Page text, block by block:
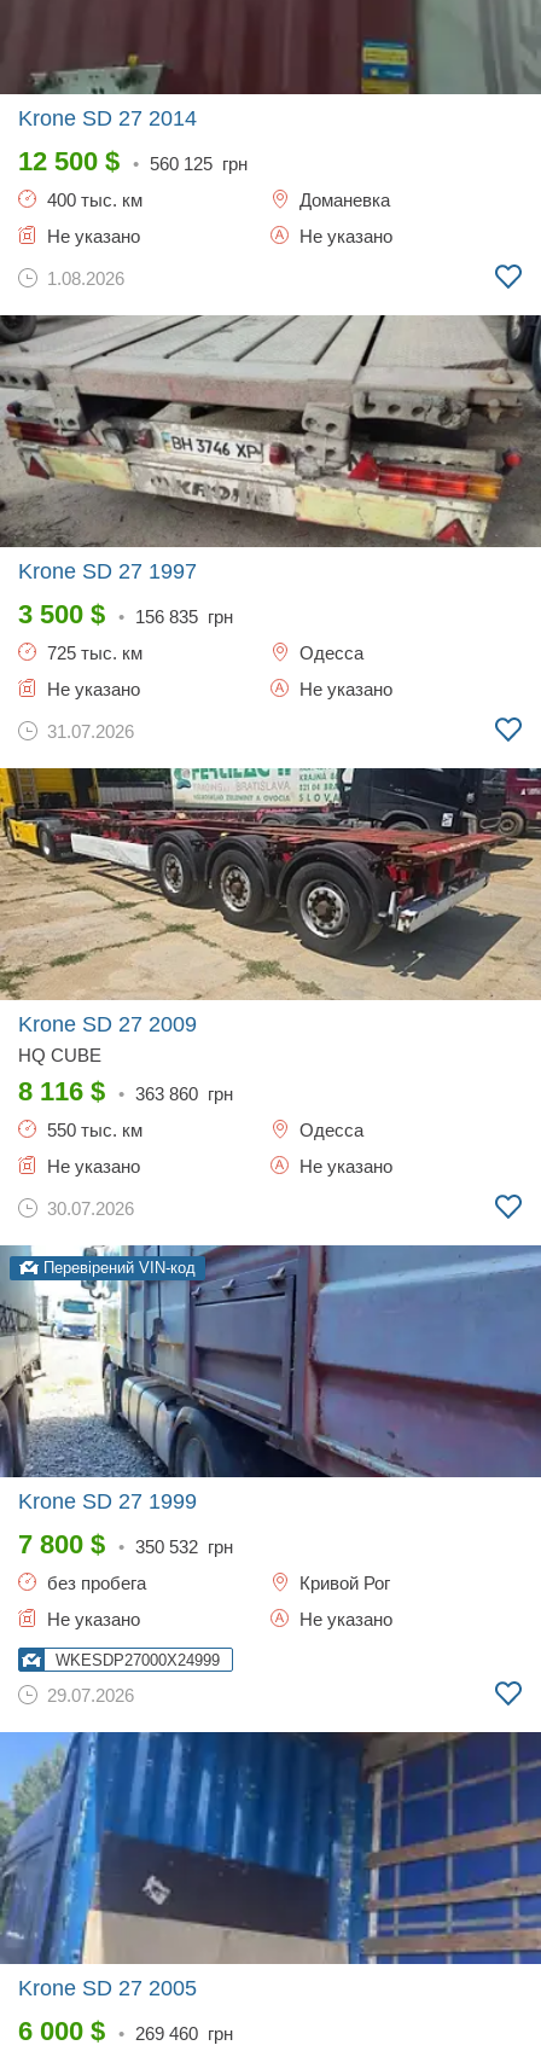
Krone SD 27 2014
12 500 $ • 560 125 грн
400 тыс. км
Доманевка
Не указано
Не указано
1.08.2026
Krone SD 27 1997
3 500 $ • 156 835 грн
725 тыс. км
Одесса
Не указано
Не указано
31.07.2026
Krone SD 27 2009
HQ CUBE
8 116 $ • 363 860 грн
550 тыс. км
Одесса
Не указано
Не указано
30.07.2026
Перевірений VIN-код
Krone SD 27 1999
7 800 $ • 350 532 грн
без пробега
Кривой Рог
Не указано
Не указано
WKESDP27000X24999
29.07.2026
Krone SD 27 2005
6 000 $ • 269 460 грн